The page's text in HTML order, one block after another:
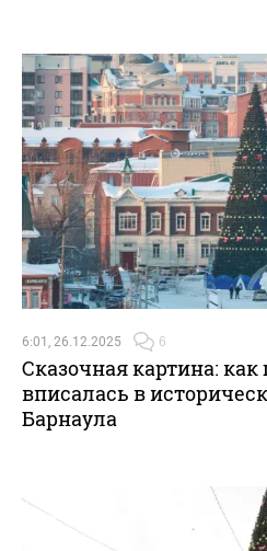
6:01, 26.12.2025 6
Сказочная картина: как
вписалась в
Барнаула